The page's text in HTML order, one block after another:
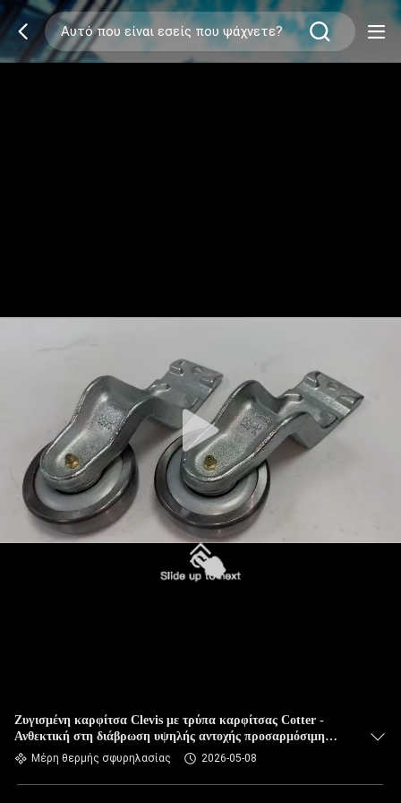
Ζυγισμένη καρφίτσα Clevis με τρύπα καρφίτσας Cotter -
Ανθεκτική στη διάβρωση υψηλής αντοχής προσαρμόσιμη
καρφίτσα σύνδεσης για οχήματα μεταφορέα
Μέρη θερμής σφυρηλασίας 2026-05-08